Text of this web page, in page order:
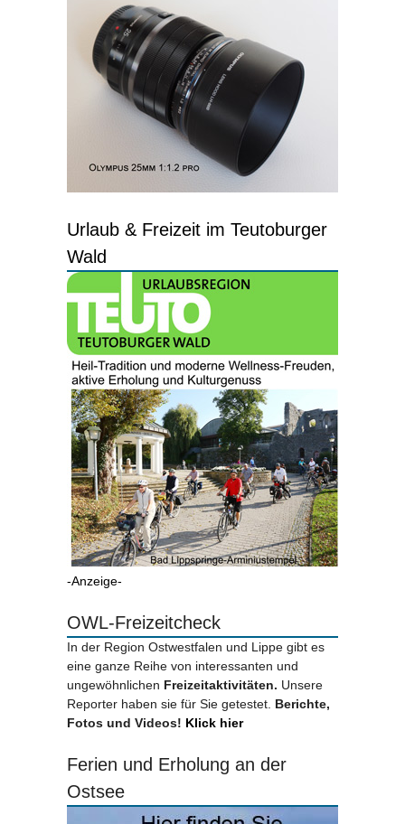
Urlaub & Freizeit im Teutoburger
Wald
-Anzeige-
OWL-Freizeitcheck
In der Region Ostwestfalen und Lippe gibt es
eine ganze Reihe von interessanten und
ungewöhnlichen Freizeitaktivitäten. Unsere
Reporter haben sie für Sie getestet. Berichte,
Fotos und Videos! Klick hier
Ferien und Erholung an der
Ostsee